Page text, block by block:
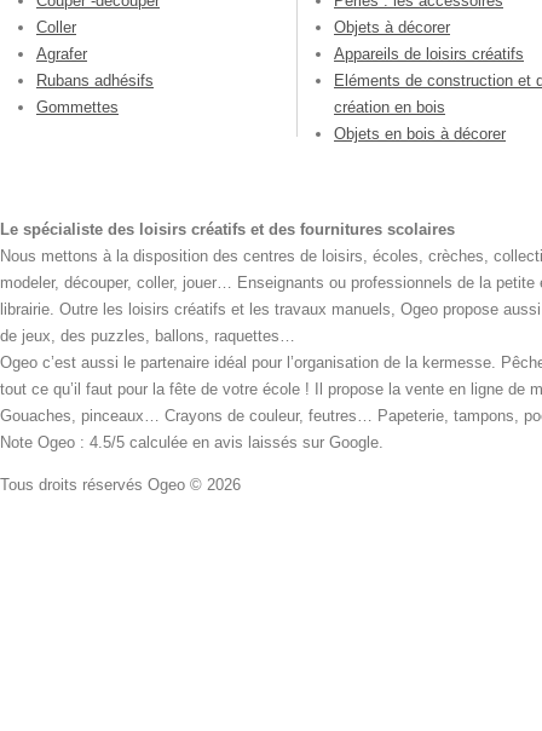
Coller
Agrafer
Rubans adhésifs
Gommettes
Objets à décorer
Appareils de loisirs créatifs
Eléments de construction et
création en bois
Objets en bois à décorer
Le spécialiste des loisirs créatifs et des fournitures scolaires
Nous mettons à la disposition des centres de loisirs, écoles, crèches,
modeler, découper, coller, jouer… Enseignants ou professionnels de la
librairie. Outre les loisirs créatifs et les travaux manuels, Ogeo propose
de jeux, des puzzles, ballons, raquettes…
Ogeo c’est aussi le partenaire idéal pour l’organisation de la kermesse.
tout ce qu’il faut pour la fête de votre école ! Il propose la vente en ligne
Gouaches, pinceaux… Crayons de couleur, feutres… Papeterie, tampons,
Note Ogeo : 4.5/5 calculée en avis laissés sur Google.
Tous droits réservés Ogeo © 2026